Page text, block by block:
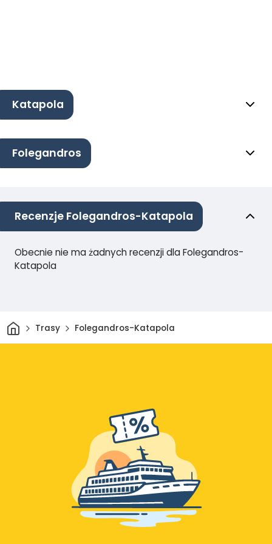
Katapola
Folegandros
Recenzje Folegandros-Katapola
Obecnie nie ma żadnych recenzji dla Folegandros-
Katapola
DomTrasy Folegandros-Katapola